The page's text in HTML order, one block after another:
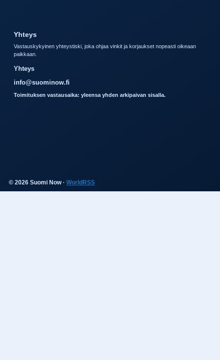
Yhteys
Vastauskykyinen yhteystiski, joka ohjaa vinkit ja korjaukset nopeasti oikeaan
paikkaan.
Yhteys
info@suominow.fi
Toimituksen vastausaika: yleensa yhden arkipaivan sisalla.
© 2026 Suomi Now · WorldRSS